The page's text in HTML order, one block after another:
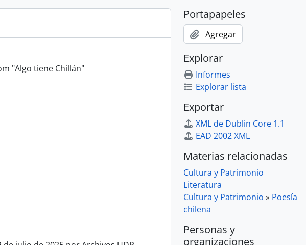
"Algo tiene Chillán"
Portapapeles
Agregar
Explorar
Informes
Explorar lista
Exportar
XML de Dublin Core 1.1
EAD 2002 XML
Materias relacionadas
Cultura y Patrimonio
Literatura
Cultura y Patrimonio » Poesía
chilena
Personas y
organizaciones